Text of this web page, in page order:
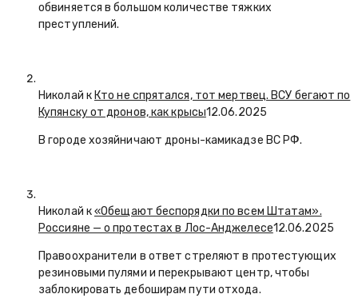
обвиняется в большом количестве тяжких
преступлений.
Николай к Кто не спрятался, тот мертвец. ВСУ бегают по
Купянску от дронов, как крысы12.06.2025
В городе хозяйничают дроны-камикадзе ВС РФ.
Николай к«Обещают беспорядки по всем Штатам».
Россияне — о протестах в Лос-Анджелесе12.06.2025
Правоохранители в ответ стреляют в протестующих
резиновыми пулями и перекрывают центр, чтобы
заблокировать дебоширам пути отхода.